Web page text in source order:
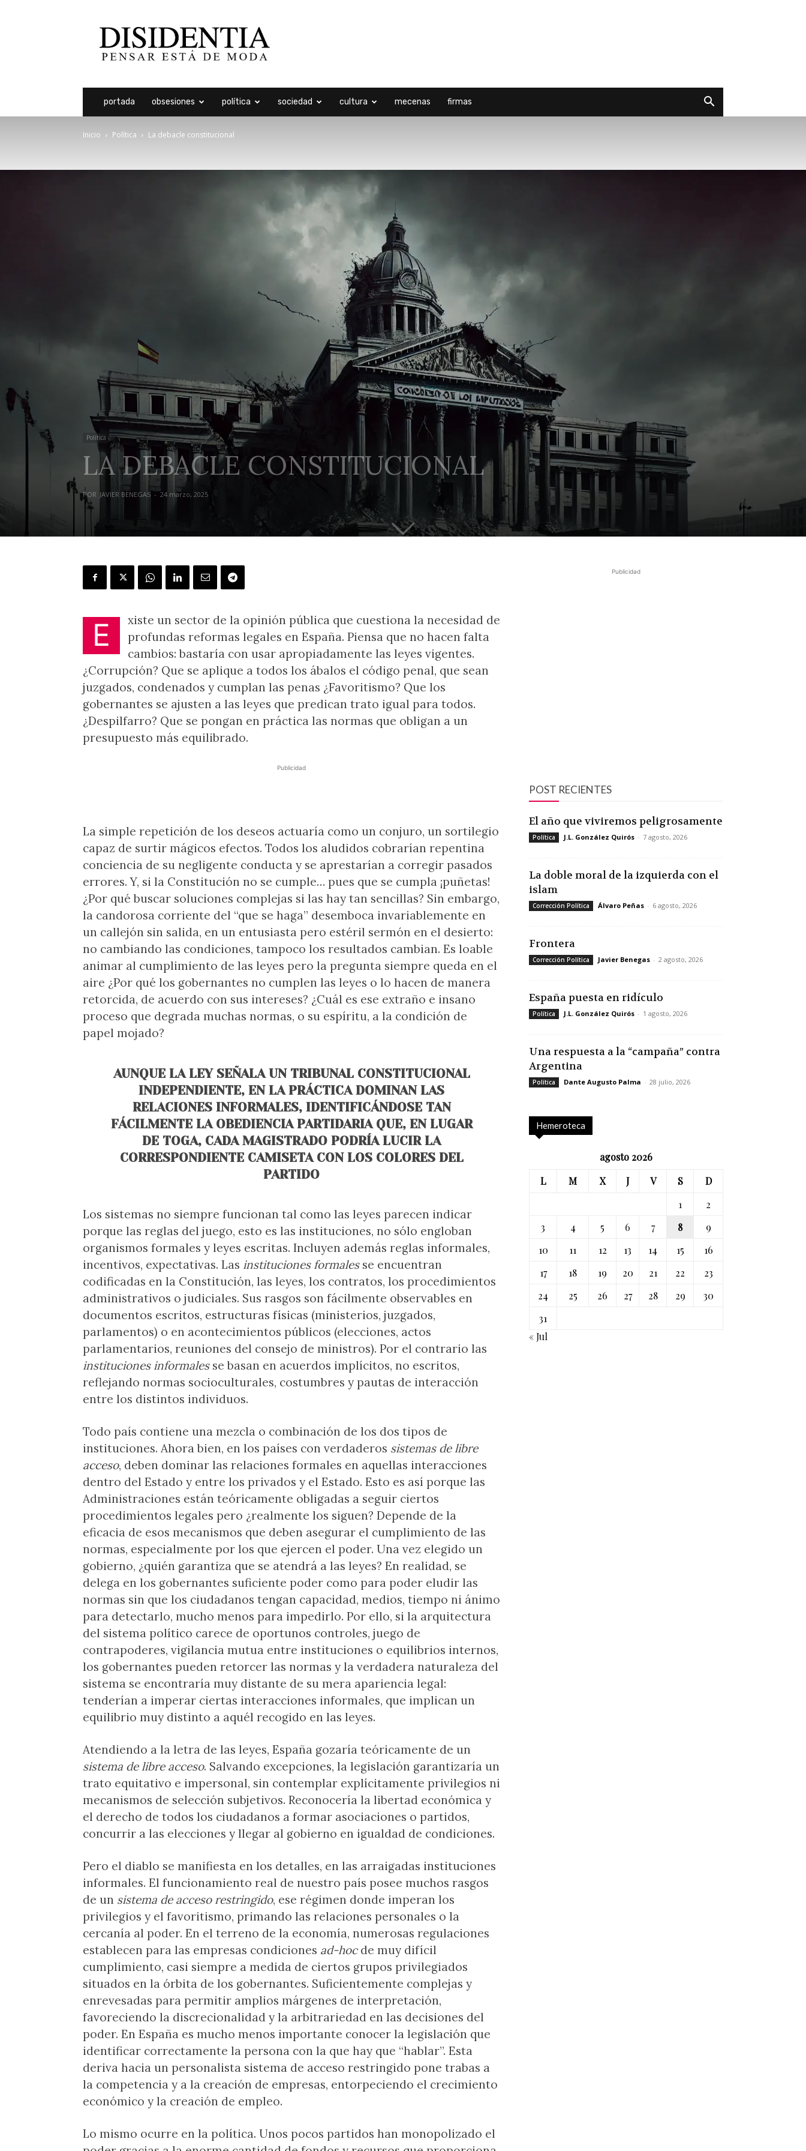
portada obsesiones política sociedad cultura mecenas firmas
Inicio Política La debacle constitucional
Política
LA DEBACLE CONSTITUCIONAL
POR JAVIER BENEGAS - 24 marzo, 2025
E
xiste un sector de la opinión pública que cuestiona la necesidad de
profundas reformas legales en España. Piensa que no hacen falta
cambios: bastaría con usar apropiadamente las leyes vigentes.
¿Corrupción? Que se aplique a todos los ábalos el código penal, que sean
juzgados, condenados y cumplan las penas ¿Favoritismo? Que los
gobernantes se ajusten a las leyes que predican trato igual para todos.
¿Despilfarro? Que se pongan en práctica las normas que obligan a un
presupuesto más equilibrado.
Publicidad
La simple repetición de los deseos actuaría como un conjuro, un sortilegio
capaz de surtir mágicos efectos. Todos los aludidos cobrarían repentina
conciencia de su negligente conducta y se aprestarían a corregir pasados
errores. Y, si la Constitución no se cumple… pues que se cumpla ¡puñetas!
¿Por qué buscar soluciones complejas si las hay tan sencillas? Sin embargo,
la candorosa corriente del “que se haga” desemboca invariablemente en
un callejón sin salida, en un entusiasta pero estéril sermón en el desierto:
no cambiando las condiciones, tampoco los resultados cambian. Es loable
animar al cumplimiento de las leyes pero la pregunta siempre queda en el
aire ¿Por qué los gobernantes no cumplen las leyes o lo hacen de manera
retorcida, de acuerdo con sus intereses? ¿Cuál es ese extraño e insano
proceso que degrada muchas normas, o su espíritu, a la condición de
papel mojado?
AUNQUE LA LEY SEÑALA UN TRIBUNAL CONSTITUCIONAL
INDEPENDIENTE, EN LA PRÁCTICA DOMINAN LAS
RELACIONES INFORMALES, IDENTIFICÁNDOSE TAN
FÁCILMENTE LA OBEDIENCIA PARTIDARIA QUE, EN LUGAR
DE TOGA, CADA MAGISTRADO PODRÍA LUCIR LA
CORRESPONDIENTE CAMISETA CON LOS COLORES DEL
PARTIDO
Los sistemas no siempre funcionan tal como las leyes parecen indicar
porque las reglas del juego, esto es las instituciones, no sólo engloban
organismos formales y leyes escritas. Incluyen además reglas informales,
incentivos, expectativas. Las instituciones formalesse encuentran
codificadas en la Constitución, las leyes, los contratos, los procedimientos
administrativos o judiciales. Sus rasgos son fácilmente observables en
documentos escritos, estructuras físicas (ministerios, juzgados,
parlamentos) o en acontecimientos públicos (elecciones, actos
parlamentarios, reuniones del consejo de ministros). Por el contrario las
instituciones informalesse basan en acuerdos implícitos, no escritos,
reflejando normas socioculturales, costumbres y pautas de interacción
entre los distintos individuos.
Todo país contiene una mezcla o combinación de los dos tipos de
instituciones. Ahora bien, en los países con verdaderos sistemas de libre
acceso, deben dominar las relaciones formales en aquellas interacciones
dentro del Estado y entre los privados y el Estado. Esto es así porque las
Administraciones están teóricamente obligadas a seguir ciertos
procedimientos legales pero ¿realmente los siguen? Depende de la
eficacia de esos mecanismos que deben asegurar el cumplimiento de las
normas, especialmente por los que ejercen el poder. Una vez elegido un
gobierno, ¿quién garantiza que se atendrá a las leyes? En realidad, se
delega en los gobernantes suficiente poder como para poder eludir las
normas sin que los ciudadanos tengan capacidad, medios, tiempo ni ánimo
para detectarlo, mucho menos para impedirlo. Por ello, si la arquitectura
del sistema político carece de oportunos controles, juego de
contrapoderes, vigilancia mutua entre instituciones o equilibrios internos,
los gobernantes pueden retorcer las normas y la verdadera naturaleza del
sistema se encontraría muy distante de su mera apariencia legal:
tenderían a imperar ciertas interacciones informales, que implican un
equilibrio muy distinto a aquél recogido en las leyes.
Atendiendo a la letra de las leyes, España gozaría teóricamente de un
sistema de libre acceso. Salvando excepciones, la legislación garantizaría un
trato equitativo e impersonal, sin contemplar explícitamente privilegios ni
mecanismos de selección subjetivos. Reconocería la libertad económica y
el derecho de todos los ciudadanos a formar asociaciones o partidos,
concurrir a las elecciones y llegar al gobierno en igualdad de condiciones.
Pero el diablo se manifiesta en los detalles, en las arraigadas instituciones
informales. El funcionamiento real de nuestro país posee muchos rasgos
de un sistema de acceso restringido, ese régimen donde imperan los
privilegios y el favoritismo, primando las relaciones personales o la
cercanía al poder. En el terreno de la economía, numerosas regulaciones
establecen para las empresas condiciones ad-hocde muy difícil
cumplimiento, casi siempre a medida de ciertos grupos privilegiados
situados en la órbita de los gobernantes. Suficientemente complejas y
enrevesadas para permitir amplios márgenes de interpretación,
favoreciendo la discrecionalidad y la arbitrariedad en las decisiones del
poder. En España es mucho menos importante conocer la legislación que
identificar correctamente la persona con la que hay que “hablar”. Esta
deriva hacia un personalista sistema de acceso restringido pone trabas a
la competencia y a la creación de empresas, entorpeciendo el crecimiento
económico y la creación de empleo.
Lo mismo ocurre en la política. Unos pocos partidos han monopolizado el
Publicidad
POST RECIENTES
El año que viviremos peligrosamente
Política J.L. González Quirós - 7 agosto, 2026
La doble moral de la izquierda con el
islam
Corrección Política Álvaro Peñas - 6 agosto, 2026
Frontera
Corrección Política Javier Benegas - 2 agosto, 2026
España puesta en ridículo
Política J.L. González Quirós - 1 agosto, 2026
Una respuesta a la “campaña” contra
Argentina
Política Dante Augusto Palma - 28 julio, 2026
Hemeroteca
agosto 2026
L
M X J V S
D
1
2
3
4 5 6 7 8
9
10
11 12 13 14 15
16
17
18 19 20 21 22
23
24
25 26 27 28 29
30
31
« Jul